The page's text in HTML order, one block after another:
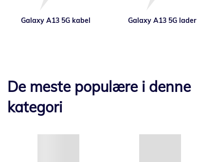
Galaxy A13 5G kabel Galaxy A13 5G lader
De meste populære i denne
kategori